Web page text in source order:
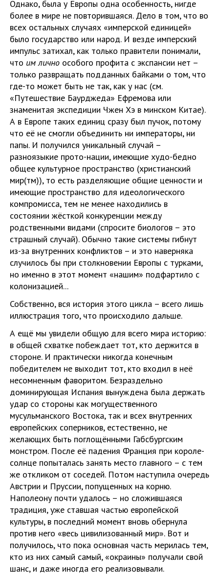
Однако, была у Европы одна особенность, нигде
более в мире не повторившаяся. Дело в том, что во
всех остальных случаях «имперской единицей»
было государство или народ. И везде имперский
импульс затихал, как только правители понимали,
что им лично особого профита с экспансии нет –
только развращать подданных байками о том, что
где-то может быть не так, как у нас (см.
«Путешествие Баурджеда» Ефремова или
знаменитая экспедиции Чжен Хэ в минском Китае).
А в Европе таких единиц сразу был пучок, потому
что её не смогли объединить ни императоры, ни
папы. И получился уникальный случай –
разноязыкие прото-нации, имеющие худо-бедно
общее культурное пространство (христианский
мир(тм)), то есть разделяющие общие ценности и
имеющие пространство для идеологического
компромисса, тем не менее находились в
состоянии жёсткой конкуренции между
родственными видами (спросите биологов – это
страшный случай). Обычно такие системы гибнут
из-за внутренних конфликтов – и это наверняка
случилось бы при столкновении Европы с турками,
но именно в этот момент «нашим» подфартило с
колонизацией...
Собственно, вся история этого цикла – всего лишь
иллюстрация того, что происходило дальше.
А ещё мы увидели общую для всего мира историю:
в общей схватке побеждает тот, кто держится в
стороне. И практически никогда конечным
победителем не выходит тот, кто входил в неё
несомненным фаворитом. Безраздельно
доминирующая Испания вынуждена была держать
удар со стороны как могущественного
мусульманского Востока, так и всех внутренних
европейских соперников, естественно, не
желающих быть поглощёнными Габсбургским
монстром. После её падения Франция при короле-
солнце попыталась занять место главного – с тем
же откликом от соседей. Потом наступила очередь
Австрии и Пруссии, попущенных на корню.
Наполеону почти удалось – но сложившаяся
традиция, уже ставшая частью европейской
культуры, в последний момент вновь обернула
против него «весь цивилизованный мир». Вот и
получилось, что пока основная часть мерилась тем,
кто из них самый самый, «окраины» получали свой
шанс, и даже иногда его реализовывали.